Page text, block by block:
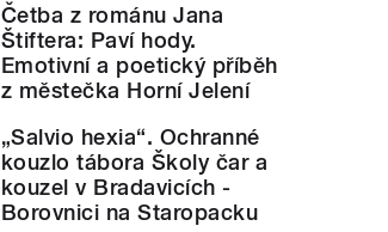
Četba z románu Jana
Štiftera: Paví hody.
Emotivní a poetický příběh
z městečka Horní Jelení
„Salvio hexia“. Ochranné
kouzlo tábora Školy čar a
kouzel v Bradavicích -
Borovnici na Staropacku